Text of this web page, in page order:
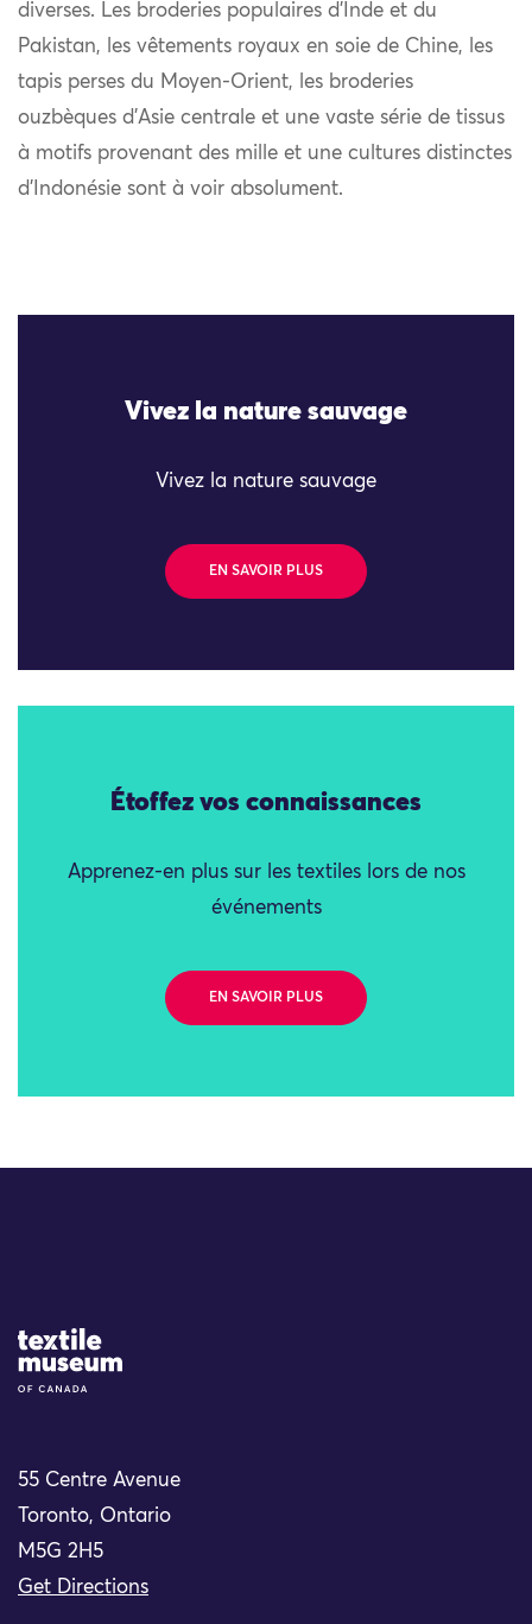
diverses. Les broderies populaires d’Inde et du
Pakistan, les vêtements royaux en soie de Chine, les
tapis perses du Moyen-Orient, les broderies
ouzbèques d’Asie centrale et une vaste série de tissus
à motifs provenant des mille et une cultures distinctes
d’Indonésie sont à voir absolument.
Vivez la nature sauvage
Vivez la nature sauvage
EN SAVOIR PLUS
Étoffez vos connaissances
Apprenez-en plus sur les textiles lors de nos
événements
EN SAVOIR PLUS
Site Logo
55 Centre Avenue
Toronto, Ontario
M5G 2H5
Get Directions